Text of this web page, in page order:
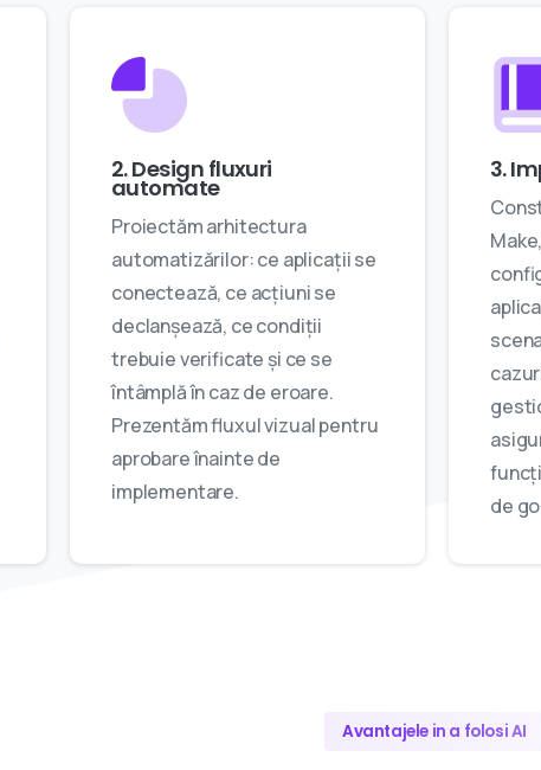
2. Design fluxuri
automate
Proiectăm arhitectura
automatizărilor: ce aplicații se
conectează, ce acțiuni se
declanșează, ce condiții
trebuie verificate și ce se
întâmplă în caz de eroare.
Prezentăm fluxul vizual pentru
aprobare înainte de
implementare.
3.
de
Avantajele in a folosi AI